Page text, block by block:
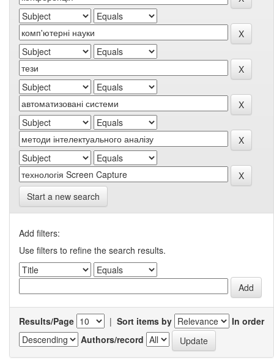
Start a new search
Add filters:
Use filters to refine the search results.
Results/Page | Sort items by
In order
Authors/record